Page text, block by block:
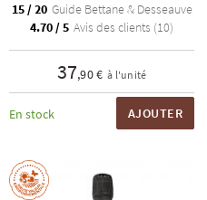
15 / 20 Guide Bettane & Desseauve
4.70 / 5 Avis des clients (10)
37,90 € à l'unité
En stock AJOUTER